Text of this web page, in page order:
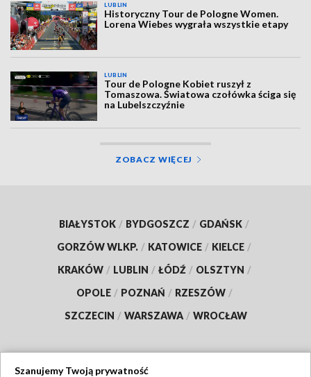
LUBLIN
Historyczny Tour de Pologne Women.
Lorena Wiebes wygrała wszystkie etapy
LUBLIN
Tour de Pologne Kobiet ruszył z
Tomaszowa. Światowa czołówka ściga się
na Lubelszczyźnie
ZOBACZ WIĘCEJ
BIAŁYSTOK / BYDGOSZCZ / GDAŃSK /
GORZÓW WLKP. / KATOWICE / KIELCE /
KRAKÓW / LUBLIN / ŁÓDŹ / OLSZTYN /
OPOLE / POZNAŃ / RZESZÓW /
SZCZECIN / WARSZAWA / WROCŁAW
Szanujemy Twoją prywatność